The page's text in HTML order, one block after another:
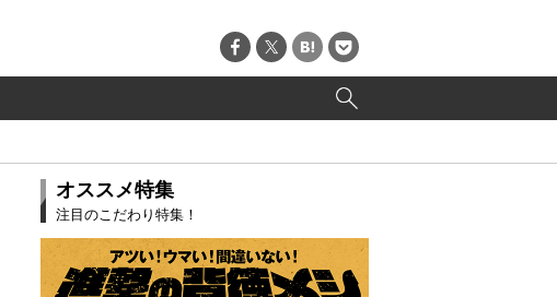
オススメ特集
注目のこだわり特集！